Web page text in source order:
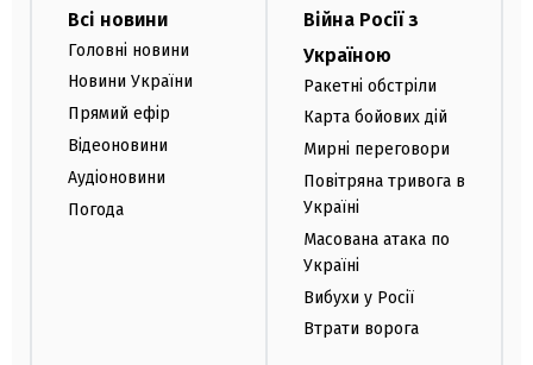
Всі новини
Головні новини
Новини України
Прямий ефір
Відеоновини
Аудіоновини
Погода
Війна Росії з
Україною
Ракетні обстріли
Карта бойових дій
Мирні переговори
Повітряна тривога в
Україні
Масована атака по
Україні
Вибухи у Росії
Втрати ворога